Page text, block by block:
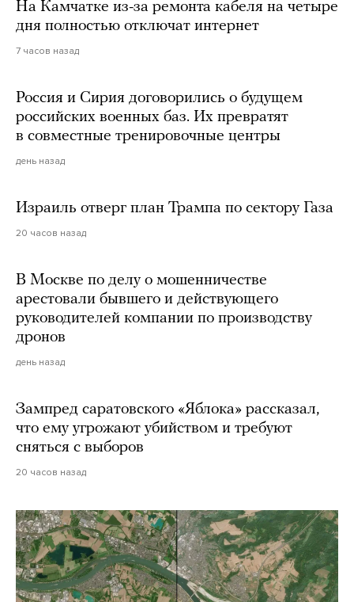
На Камчатке из-за ремонта кабеля на четыре
дня полностью отключат интернет
7 часов назад
Россия и Сирия договорились о будущем
российских военных баз. Их превратят
в совместные тренировочные центры
день назад
Израиль отверг план Трампа по сектору Газа
20 часов назад
В Москве по делу о мошенничестве
арестовали бывшего и действующего
руководителей компании по производству
дронов
день назад
Зампред саратовского «Яблока» рассказал,
что ему угрожают убийством и требуют
сняться с выборов
20 часов назад